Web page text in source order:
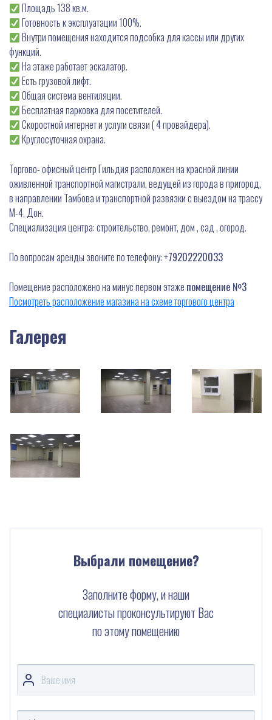
Площадь 138 кв.м.
Готовность к эксплуатации 100%.
Внутри помещения находится подсобка для кассы или других
функций.
На этаже работает эскалатор.
Есть грузовой лифт.
Общая система вентиляции.
Бесплатная парковка для посетителей.
Скоростной интернет и услуги связи ( 4 провайдера).
Круглосуточная охрана.
Торгово- офисный центр Гильдия расположен на красной линии
оживленной транспортной магистрали, ведущей из города в пригород,
в направлении Тамбова и транспортной развязки с выездом на трассу
М-4, Дон.
Специализация центра: строительство, ремонт, дом , сад , огород.
По вопросам аренды звоните по телефону: +79202220033
Помещение расположено на минус первом этаже помещение №3
Посмотреть расположение магазина на схеме торгового центра
Галерея
Выбрали помещение?
Заполните форму, и наши
специалисты проконсультируют Вас
по этому помещению